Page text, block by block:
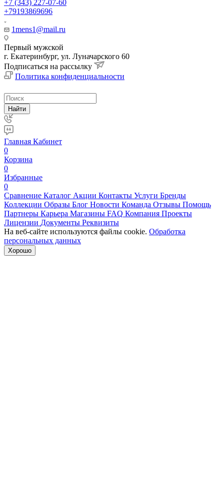
+7 (343) 227-07-60
+79193869696
1mens1@mail.ru
Первый мужской
г. Екатеринбург, ул. Луначарского 60
Подписаться на рассылку
Политика конфиденциальности
Найти
Главная Кабинет
0
Корзина
0
Избранные
0
Сравнение Каталог Акции Контакты Услуги Бренды
Коллекции Образы Блог Новости Команда Отзывы Помощь
Партнеры Карьера Магазины FAQ Компания Проекты
Лицензии Документы Реквизиты
На веб-сайте используются файлы cookie. Обработка
персональных данных
Хорошо